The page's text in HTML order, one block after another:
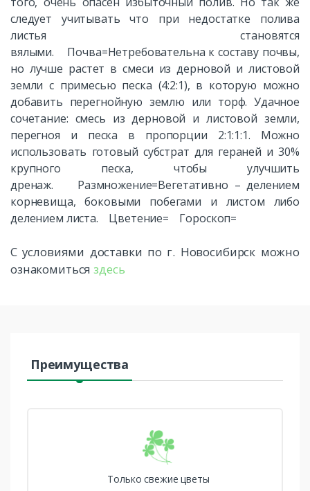
следует учитывать что при недостатке полива
листья становятся
вялыми. Почва=Нетребовательна к составу почвы,
но лучше растет в смеси из дерновой и листовой
земли с примесью песка (4:2:1), в которую можно
добавить перегнойную землю или торф. Удачное
сочетание: смесь из дерновой и листовой земли,
перегноя и песка в пропорции 2:1:1:1. Можно
использовать готовый субстрат для гераней и 30%
крупного песка, чтобы улучшить
дренаж. Размножение=Вегетативно – делением
корневища, боковыми побегами и листом либо
делением листа. Цветение= Гороскоп=
С условиями доставки по г. Новосибирск можно
ознакомитьсяздесь
Преимущества
Только свежие цветы